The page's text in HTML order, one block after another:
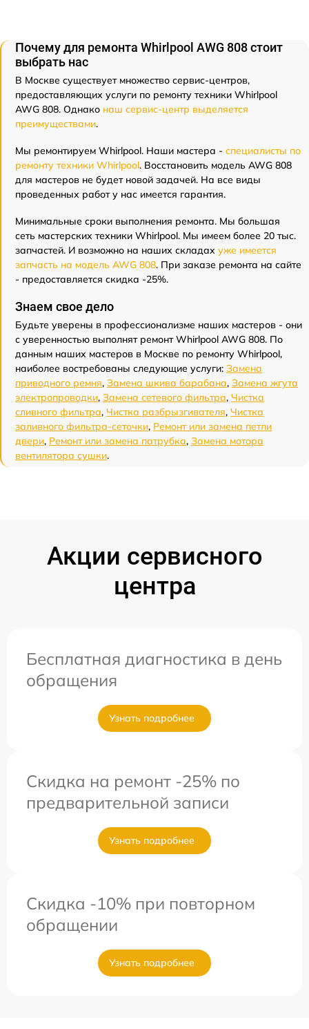
Почему для ремонта Whirlpool AWG 808 стоит
выбрать нас
В Москве существует множество сервис-центров,
предоставляющих услуги по ремонту техники Whirlpool
AWG 808. Однако наш сервис-центр выделяется
преимуществами.
Мы ремонтируем Whirlpool. Наши мастера - специалисты по
ремонту техники Whirlpool. Восстановить модель AWG 808
для мастеров не будет новой задачей. На все виды
проведенных работ у нас имеется гарантия.
Минимальные сроки выполнения ремонта. Мы большая
сеть мастерских техники Whirlpool. Мы имеем более 20 тыс.
запчастей. И возможно на наших складах уже имеется
запчасть на модель AWG 808. При заказе ремонта на сайте
- предоставляется скидка -25%.
Знаем свое дело
Будьте уверены в профессионализме наших мастеров - они
с уверенностью выполнят ремонт Whirlpool AWG 808. По
данным наших мастеров в Москве по ремонту Whirlpool,
наиболее востребованы следующие услуги: Замена
приводного ремня, Замена шкива барабана, Замена жгута
электропроводки, Замена сетевого фильтра, Чистка
сливного фильтра, Чистка разбрызгивателя, Чистка
заливного фильтра-сеточки, Ремонт или замена петли
двери, Ремонт или замена патрубка, Замена мотора
вентилятора сушки.
Акции сервисного
центра
Бесплатная диагностика в день
обращения
Узнать подробнее
Скидка на ремонт -25% по
предварительной записи
Узнать подробнее
Скидка -10% при повторном
обращении
Узнать подробнее